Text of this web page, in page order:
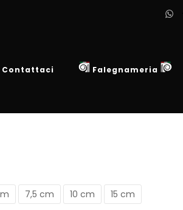
Contattaci Falegnameria
7,5 cm 10 cm 15 cm